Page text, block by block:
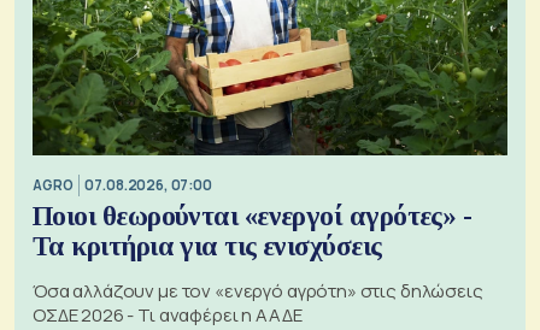
AGRO 07.08.2026, 07:00
Ποιοι θεωρούνται «ενεργοί αγρότες» -
Τα κριτήρια για τις ενισχύσεις
Όσα αλλάζουν με τον «ενεργό αγρότη» στις δηλώσεις
ΟΣΔΕ 2026 - Τι αναφέρει η ΑΑΔΕ